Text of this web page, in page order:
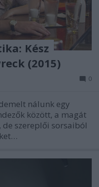
Kész
(2015)
0
nálunk egy
között, a magát
szereplői sorsaiból